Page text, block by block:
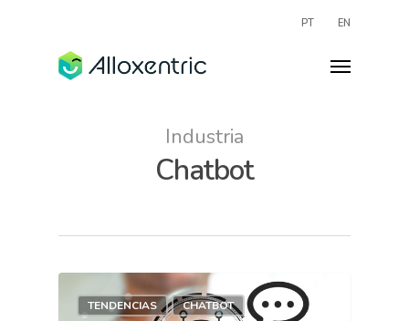
PT EN
Industria
Chatbot
TENDENCIAS CHATBOT